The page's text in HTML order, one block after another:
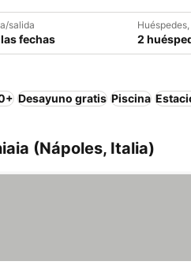
salida
fechas 2
Desayuno gratis Piscina
(Nápoles, Italia)